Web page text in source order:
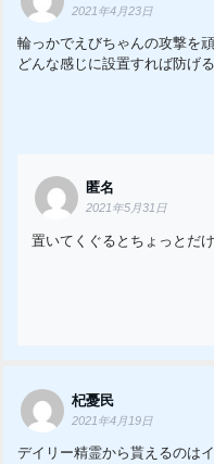
2021年4月23日
輪っかでえびちゃんの攻撃を
どんな感じに設置すれば防げ
匿名
2021年5月31日
置いてくぐるとちょっとだ
杞憂民
2021年4月19日
デイリー精霊から貰えるのは